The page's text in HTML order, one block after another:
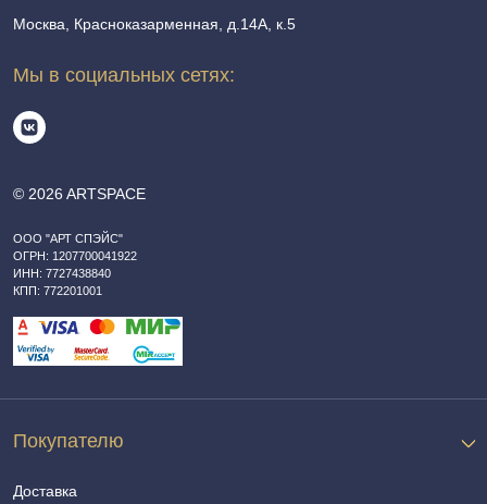
© 2026 ARTSPACE
ООО "АРТ СПЭЙС"
ОГРН: 1207700041922
ИНН: 7727438840
КПП: 772201001
Покупателю
Доставка
Москва, Красноказарменная, д.14А, к.5
Мы в социальных сетях: